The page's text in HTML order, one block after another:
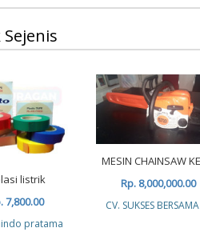
listrik
7,800.00
pratama
MESIN CHAINSAW
Rp. 8,000,000.00
CV. SUKSES